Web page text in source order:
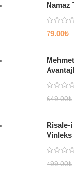
Namaz
79.00₺
649.00₺
Risale-i
Vinleks
499.00₺